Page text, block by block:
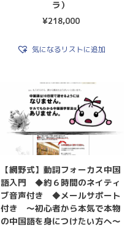
ラ）
¥218,000
気になるリストに追加
【網野式】動詞フォーカス中国
語入門 ◆約６時間のネイティ
ブ音声付き ◆メールサポート
付き 〜初心者から本気で本物
の中国語を身につけたい方へ〜